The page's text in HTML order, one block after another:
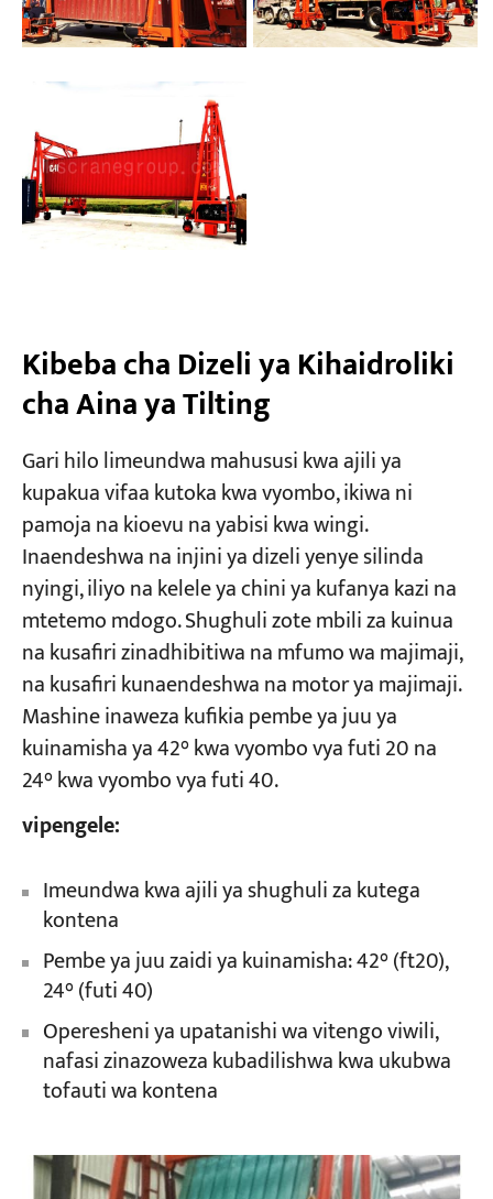
Kibeba cha Dizeli ya Kihaidroliki
cha Aina ya Tilting
Gari hilo limeundwa mahususi kwa ajili ya
kupakua vifaa kutoka kwa vyombo, ikiwa ni
pamoja na kioevu na yabisi kwa wingi.
Inaendeshwa na injini ya dizeli yenye silinda
nyingi, iliyo na kelele ya chini ya kufanya kazi na
mtetemo mdogo. Shughuli zote mbili za kuinua
na kusafiri zinadhibitiwa na mfumo wa majimaji,
na kusafiri kunaendeshwa na motor ya majimaji.
Mashine inaweza kufikia pembe ya juu ya
kuinamisha ya 42° kwa vyombo vya futi 20 na
24° kwa vyombo vya futi 40.
vipengele:
Imeundwa kwa ajili ya shughuli za kutega
kontena
Pembe ya juu zaidi ya kuinamisha: 42° (ft20),
24° (futi 40)
Operesheni ya upatanishi wa vitengo viwili,
nafasi zinazoweza kubadilishwa kwa ukubwa
tofauti wa kontena